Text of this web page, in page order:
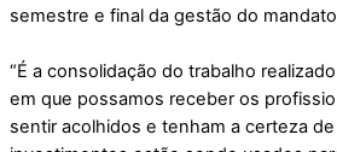
semestre e final da gestão do
“É a consolidação do trabalho
em que possamos receber os
sentir acolhidos e tenham a certeza